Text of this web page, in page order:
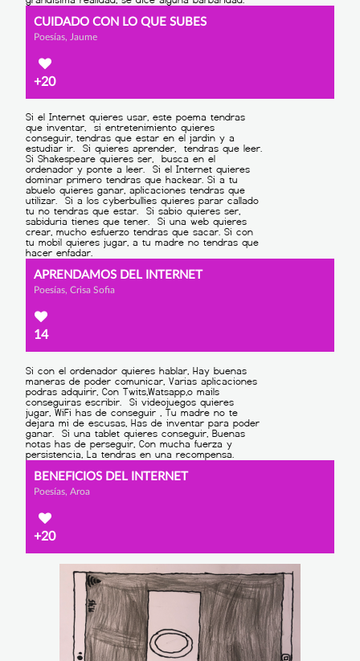
CUIDADO CON LO QUE SUBES
Poesías, Jaume
+20
APRENDAMOS DEL INTERNET
Poesías, Crisa Sofia
14
BENEFICIOS DEL INTERNET
Poesías, Aroa
+20